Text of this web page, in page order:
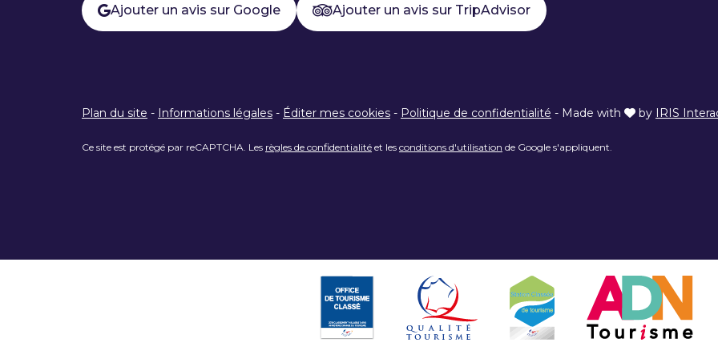
Ajouter un avis sur Google Ajouter un avis sur TripAdvisor
Plan du site - Informations légales - Éditer mes cookies - Politique de confidentialité - Made with by IRIS
Ce site est protégé par reCAPTCHA. Les règles de confidentialité et les conditions d'utilisation de Google s'appliquent.